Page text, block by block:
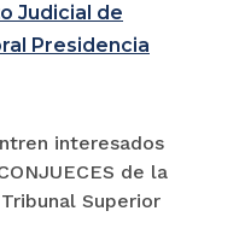
Judicial de
Presidencia
interesados
de la
Superior